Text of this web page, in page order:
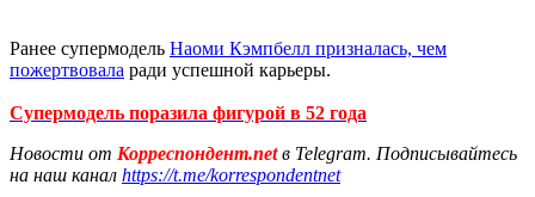
Ранее супермодель Наоми Кэмпбелл призналась, чем
пожертвовала ради успешной карьеры.
Супермодель поразила фигурой в 52 года
Новости от Корреспондент.netв Telegram. Подписывайтесь
на наш канал https://t.me/korrespondentnet